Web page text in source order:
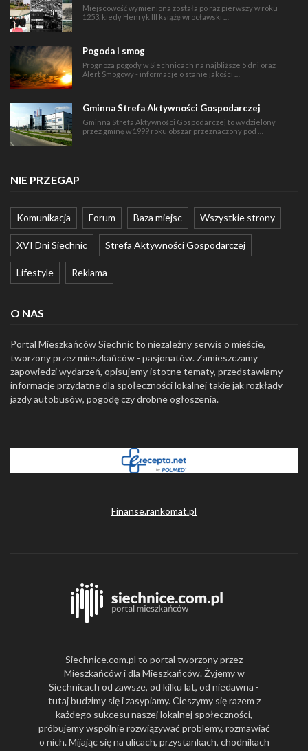
Miejscowość wymieniona została po raz pierwszy w roku
1253, kiedy Henryk III książę wrocławski …
Pogoda i smog
Prognoza pogody w Siechnicach na najbliższe 5 dni oraz
Alert Smogowy - informacje o stanie jakości …
Gminna Strefa Aktywności Gospodarczej
Gminna Strefa Aktywności Gospodarczej to wydzielony
przez gminę w 1999 roku obszar przeznaczony pod …
NIE PRZEGAP
Komunikacja Forum Baza miejsc Wszystkie strony
XVI Dni Siechnic Strefa Aktywności Gospodarczej
Lifestyle Reklama
O NAS
Portal Mieszkańców Siechnic to niezależny serwis o mieście,
tworzony przez mieszkańców - pasjonatów. Zamieszczamy
zapowiedzi wydarzeń, opisujemy istotne tematy, przedstawiamy
informacje przydatne dla społeczności lokalnej takie jak rozkłady
jazdy autobusów, pogodę czy drobne ogłoszenia.
Finanse.rankomat.pl
Siechnice.com.pl to portal tworzony przez
Mieszkańców i dla Mieszkańców. Żyjemy w
Siechnicach od zawsze, od kilku lat, od niedawna -
tutaj budzimy się i zasypiamy. Cieszymy się razem z
każdego sukcesu naszej lokalnej społeczności,
próbujemy wspólnie rozwiązywać problemy, rozmawiać
o nich. Mijając się na ulicach, przystankach, chodnikach